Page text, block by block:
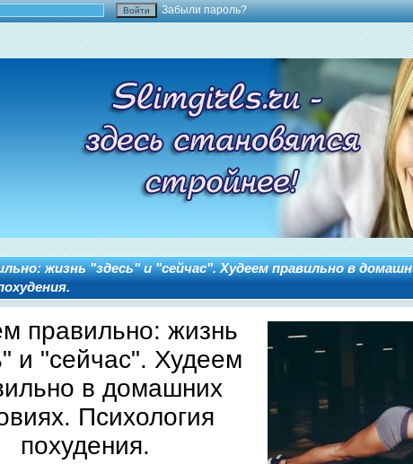
Забыли пароль?
жизнь "здесь" и "сейчас". Худеем правильно в
правильно: жизнь
и "сейчас". Худеем
в домашних
Психология
похудения.